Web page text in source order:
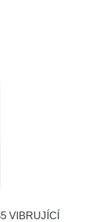
VIBRUJÍCÍ